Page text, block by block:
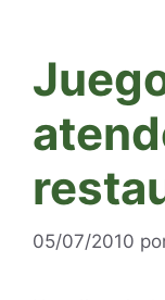
05/07/2010